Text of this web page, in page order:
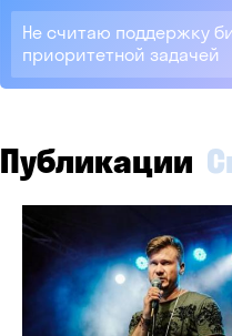
Не считаю поддержку
приоритетной задачей
Публикации